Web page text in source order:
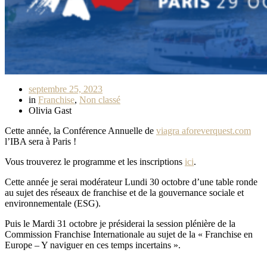
septembre 25, 2023
in Franchise, Non classé
Olivia Gast
Cette année, la Conférence Annuelle de viagra aforeverquest.com
l’IBA sera à Paris !
Vous trouverez le programme et les inscriptions ici.
Cette année je serai modérateur Lundi 30 octobre d’une table ronde
au sujet des réseaux de franchise et de la gouvernance sociale et
environnementale (ESG).
Puis le Mardi 31 octobre je présiderai la session plénière de la
Commission Franchise Internationale au sujet de la « Franchise en
Europe – Y naviguer en ces temps incertains ».